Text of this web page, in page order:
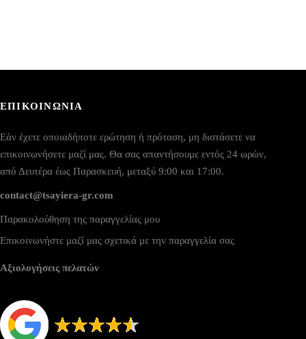
ΕΠΙΚΟΙΝΩΝΙΑ
Εάν έχετε οποιαδήποτε ερώτηση ή πρόταση, μη διστάσετε να
επικοινωνήσετε μαζί μας. Θα σας απαντήσουμε εντός 24 ωρών,
από Δευτέρα έως Παρασκευή, μεταξύ 9:00 και 17:00.
contact@tsayiera-gr.com
Παρακολούθηση της παραγγελίας μου
Επικοινωνήστε μαζί μας σχετικά με την παραγγελία σας
Αξιολογήσεις πελατών